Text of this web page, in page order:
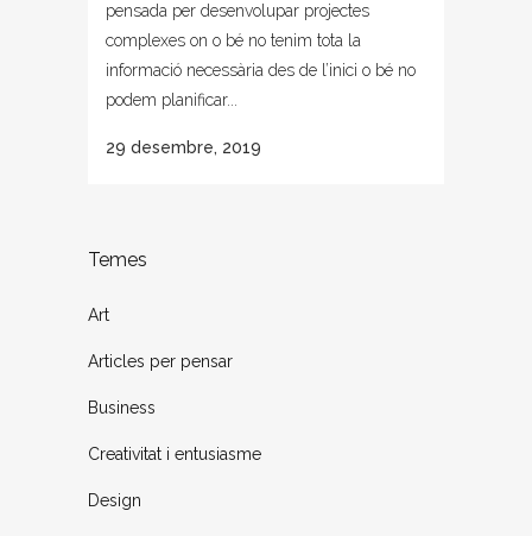
pensada per desenvolupar projectes
complexes on o bé no tenim tota la
informació necessària des de l’inici o bé no
podem planificar...
29 desembre, 2019
Temes
Art
Articles per pensar
Business
Creativitat i entusiasme
Design